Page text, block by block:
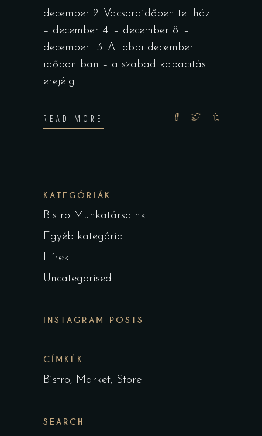
december 2. Vacsoraidőben teltház:
– december 4. – december 8. –
december 13. A többi decemberi
időpontban – a szabad kapacitás
erejéig
READ MORE
KATEGÓRIÁK
Bistro Munkatársaink
Egyéb kategória
Hírek
Uncategorised
INSTAGRAM POSTS
CÍMKÉK
Bistro Market Store
SEARCH